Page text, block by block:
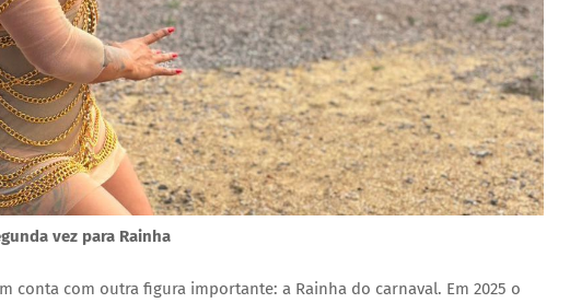
vez para Rainha
conta com outra figura importante: a Rainha do carnaval. Em 2025 o